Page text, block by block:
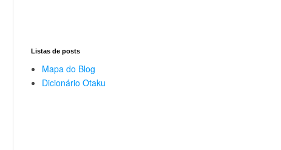
Listas de posts
Mapa do Blog
Dicionário Otaku